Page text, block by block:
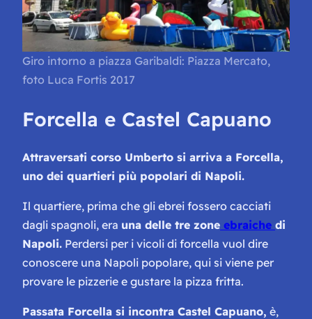
Giro intorno a piazza Garibaldi: Piazza Mercato,
foto Luca Fortis 2017
Forcella e Castel Capuano
Attraversati corso Umberto si arriva a Forcella,
uno dei quartieri più popolari di Napoli.
Il quartiere, prima che gli ebrei fossero cacciati
dagli spagnoli, era una delle tre zone ebraiche di
Napoli. Perdersi per i vicoli di forcella vuol dire
conoscere una Napoli popolare, qui si viene per
provare le pizzerie e gustare la pizza fritta.
Passata Forcella si incontra Castel Capuano, è,